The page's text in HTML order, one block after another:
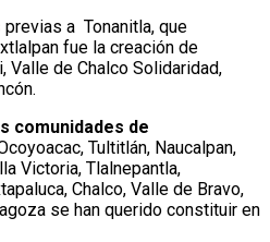
previas a Tonanitla, que
fue la creación de
Valle de Chalco Solidaridad,
comunidades de
Tultitlán, Naucalpan,
Victoria, Tlalnepantla,
Chalco, Valle de Bravo,
se han querido constituir en